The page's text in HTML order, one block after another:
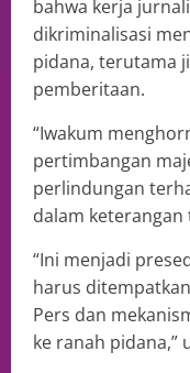
bahwa kerja
dikriminalisasi
pidana, terutama
pemberitaan.
“Iwakum
pertimbangan
perlindungan
dalam keterangan
“Ini menjadi
harus
Pers dan
ke ranah pidana,”